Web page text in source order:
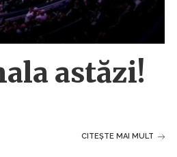
astăzi!
CITEȘTE MAI MULT